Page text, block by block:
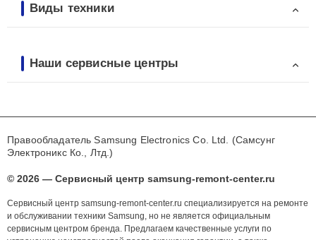
Виды техники
Наши сервисные центры
Правообладатель Samsung Electronics Co. Ltd. (Самсунг
Электроникс Ко., Лтд.)
© 2026 — Сервисный центр samsung-remont-center.ru
Сервисный центр samsung-remont-center.ru специализируется на ремонте
и обслуживании техники Samsung, но не является официальным
сервисным центром бренда. Предлагаем качественные услуги по